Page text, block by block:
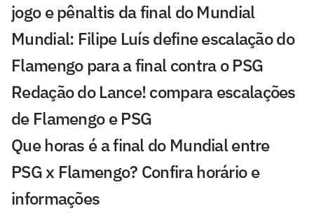
jogo e pênaltis da final do Mundial
Mundial: Filipe Luís define escalação do
Flamengo para a final contra o PSG
Redação do Lance! compara escalações
de Flamengo e PSG
Que horas é a final do Mundial entre
PSG x Flamengo? Confira horário e
informações